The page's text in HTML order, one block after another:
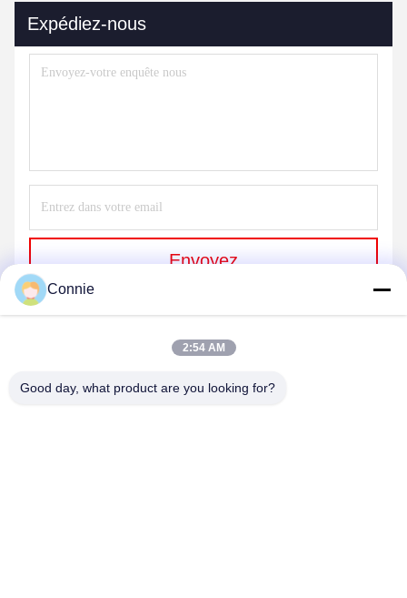
Expédiez-nous
Envoyez
Connie
2:54 AM
Good day, what product are you looking for?